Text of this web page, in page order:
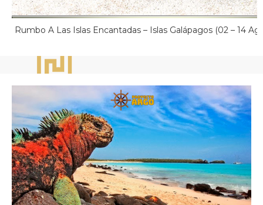
Rumbo A Las Islas Encantadas – Islas Galápagos (02 – 14